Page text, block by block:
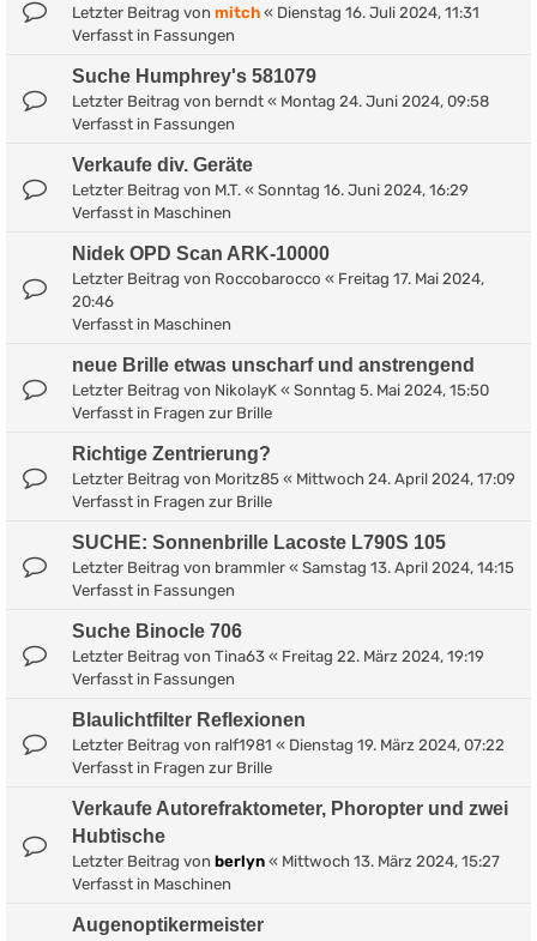
Letzter Beitrag von mitch « Dienstag 16. Juli 2024, 11:31
Verfasst in Fassungen
Suche Humphrey's 581079
Letzter Beitrag von berndt « Montag 24. Juni 2024, 09:58
Verfasst in Fassungen
Verkaufe div. Geräte
Letzter Beitrag von M.T. « Sonntag 16. Juni 2024, 16:29
Verfasst in Maschinen
Nidek OPD Scan ARK-10000
Letzter Beitrag von Roccobarocco « Freitag 17. Mai 2024,
20:46
Verfasst in Maschinen
neue Brille etwas unscharf und anstrengend
Letzter Beitrag von NikolayK « Sonntag 5. Mai 2024, 15:50
Verfasst in Fragen zur Brille
Richtige Zentrierung?
Letzter Beitrag von Moritz85 « Mittwoch 24. April 2024, 17:09
Verfasst in Fragen zur Brille
SUCHE: Sonnenbrille Lacoste L790S 105
Letzter Beitrag von brammler « Samstag 13. April 2024, 14:15
Verfasst in Fassungen
Suche Binocle 706
Letzter Beitrag von Tina63 « Freitag 22. März 2024, 19:19
Verfasst in Fassungen
Blaulichtfilter Reflexionen
Letzter Beitrag von ralf1981 « Dienstag 19. März 2024, 07:22
Verfasst in Fragen zur Brille
Verkaufe Autorefraktometer, Phoropter und zwei
Hubtische
Letzter Beitrag von berlyn « Mittwoch 13. März 2024, 15:27
Verfasst in Maschinen
Augenoptikermeister